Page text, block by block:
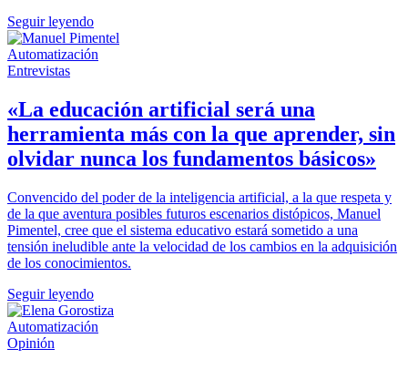
Seguir leyendo
Automatización
Entrevistas
«La educación artificial será una
herramienta más con la que aprender, sin
olvidar nunca los fundamentos básicos»
Convencido del poder de la inteligencia artificial, a la que respeta y
de la que aventura posibles futuros escenarios distópicos, Manuel
Pimentel, cree que el sistema educativo estará sometido a una
tensión ineludible ante la velocidad de los cambios en la adquisición
de los conocimientos.
Seguir leyendo
Automatización
Opinión